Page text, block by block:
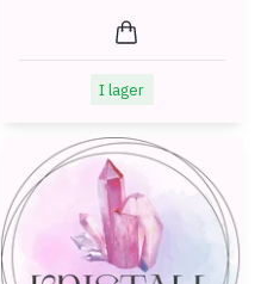
I lager